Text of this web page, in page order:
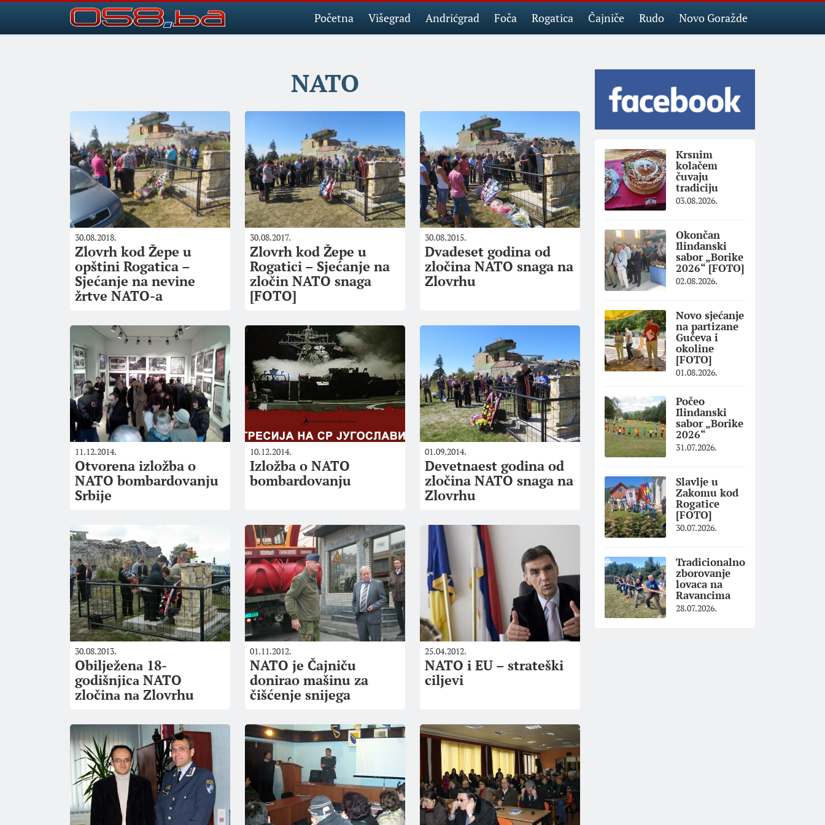
Početna Višegrad Andrićgrad Foča Rogatica Čajniče Rudo Novo Goražde
NATO
30.08.2018.
Zlovrh kod Žepe u
opštini Rogatica –
Sjećanje na nevine
žrtve NATO-a
30.08.2017.
Zlovrh kod Žepe u
Rogatici – Sjećanje na
zločin NATO snaga
[FOTO]
30.08.2015.
Dvadeset godina od
zločina NATO snaga na
Zlovrhu
11.12.2014.
Otvorena izložba o
NATO bombardovanju
Srbije
10.12.2014.
Izložba o NATO
bombardovanju
01.09.2014.
Devetnaest godina od
zločina NATO snaga na
Zlovrhu
30.08.2013.
Obilježenа 18-
godišnjicа NATO
zločinа nа Zlovrhu
01.11.2012.
NATO je Čajniču
donirao mašinu za
čišćenje snijega
25.04.2012.
NATO i EU – strateški
ciljevi
Krsnim
kolačem
čuvaju
tradiciju
03.08.2026.
Okončan
Ilindanski
sabor „Borike
2026“ [FOTO]
02.08.2026.
Novo sjećanje
na partizane
Gučeva i
okoline
[FOTO]
01.08.2026.
Počeo
Ilindanski
sabor „Borike
2026“
31.07.2026.
Slavlje u
Zakomu kod
Rogatice
[FOTO]
30.07.2026.
Tradicionalno
zborovanje
lovaca na
Ravancima
28.07.2026.